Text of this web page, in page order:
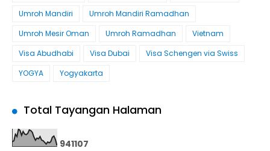
Umroh Mandiri
Umroh Mandiri Ramadhan
Umroh Mesir Oman
Umroh Ramadhan
Vietnam
Visa Abudhabi
Visa Dubai
Visa Schengen via Swiss
YOGYA
Yogyakarta
Total Tayangan Halaman
941107